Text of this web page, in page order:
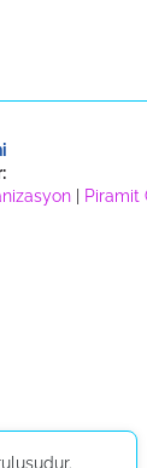
Piramit